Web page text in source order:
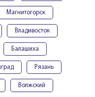
Магнитогорск
Владивосток
Балашиха
Рязань
Волжский